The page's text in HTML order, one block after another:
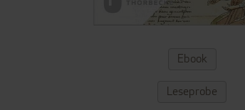
ZUM
ANFANG
BILDERGALERIE
Ebook
Leseprobe